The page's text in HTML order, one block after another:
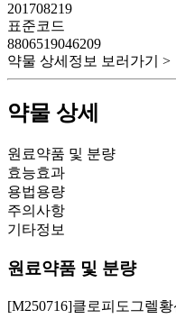
201708219
표준코드
8806519046209
약물 상세정보 보러가기 >
약물 상세
원료약품 및 분량
효능효과
용법용량
주의사항
기타정보
원료약품 및 분량
[M250716]클로피도그렐